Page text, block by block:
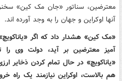
معترضین، سناتور «جان مک کین»
آنها اوکراین و جهان را به وجد آورده اند.
«مک کین» هشدار داد که اگر
آمیز معترضین بر آید، دولت وی را
«یاناکویچ» در حال تمام کردن ذخایر
هم بالاست، اوکراین نیازمند یک راه